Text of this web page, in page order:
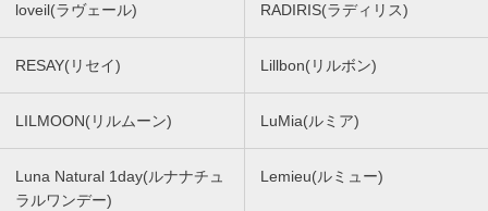
loveil(ラヴェール) RADIRIS(ラディリス)
RESAY(リセイ) Lillbon(リルボン)
LILMOON(リルムーン) LuMia(ルミア)
Luna Natural 1day(ルナナチュ
ラルワンデー)
Lemieu(ルミュー)